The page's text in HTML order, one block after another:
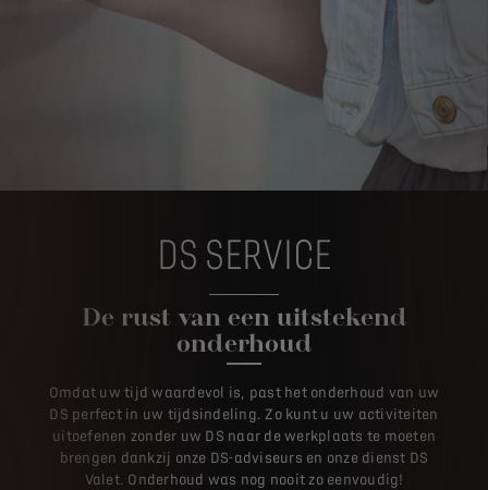
DS SERVICE
De rust van een uitstekend
onderhoud
Omdat uw tijd waardevol is, past het onderhoud van uw
DS perfect in uw tijdsindeling. Zo kunt u uw activiteiten
uitoefenen zonder uw DS naar de werkplaats te moeten
brengen dankzij onze DS-adviseurs en onze dienst DS
Valet. Onderhoud was nog nooit zo eenvoudig!